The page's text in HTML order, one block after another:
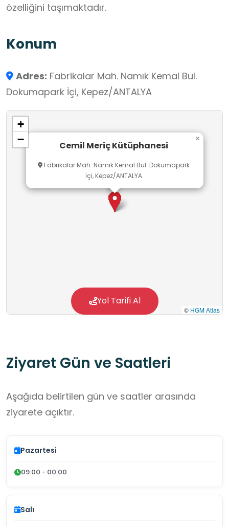
özelliğini taşımaktadır.
Konum
Adres: Fabrikalar Mah. Namık Kemal Bul.
Dokumapark İçi, Kepez/ANTALYA
Cemil Meriç Kütüphanesi
Fabrikalar Mah. Namık Kemal Bul. Dokumapark
İçi, Kepez/ANTALYA
×
+
−
© HGM Atlas
Yol Tarifi Al
Ziyaret Gün ve Saatleri
Aşağıda belirtilen gün ve saatler arasında
ziyarete açıktır.
Pazartesi
09:00 - 00:00
Salı